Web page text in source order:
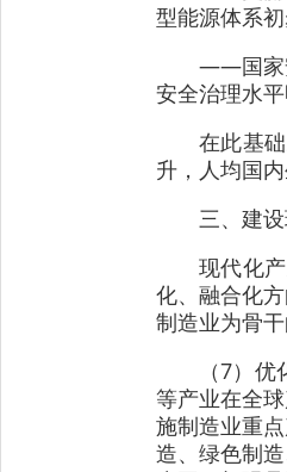
型能源体系
——国家
安全治理水
在此基
升，人均国
三、建
现代化
化、融合化
制造业为骨干
（7）
等产业在全
施制造业重
造、绿色制